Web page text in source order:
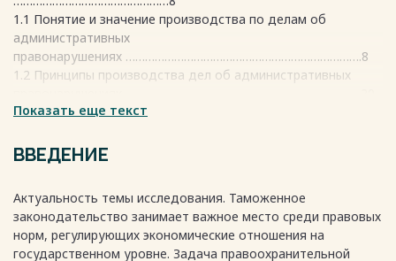
1.1 Понятие и значение производства по делам об
административных
правонарушениях ……………………………………………………………….8
1.2 Принципы производства дел об административных
Глава 2. Основные стадии по делам об административных
дела…………………………………………………….31
2.1. Возбуждение дел об административных
таможенного дела………………………………………………………………..31
2.2. Рассмотрение дел об административных
правонарушениях в области
Показать еще текст
ВВЕДЕНИЕ
Актуальность темы исследования. Таможенное
законодательство занимает важное место среди правовых
норм, регулирующих экономические отношения на
государственном уровне. Задача правоохранительной